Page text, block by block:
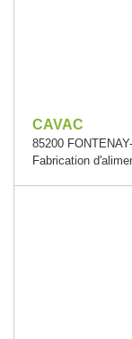
CAVAC
85200
Fabrication